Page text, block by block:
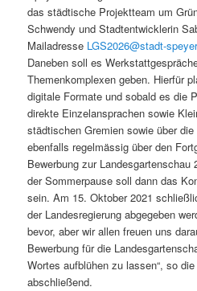
das städtische Projektteam um
Schwendy und Stadtentwicklerin
Mailadresse LGS2026@stadt-
Daneben soll es
Themenkomplexen geben. Hierfür
digitale Formate und sobald es die
direkte Einzelansprachen sowie
städtischen Gremien sowie über
ebenfalls regelmässig über den
Bewerbung zur
der Sommerpause soll dann das
sein. Am 15. Oktober 2021
der Landesregierung abgegeben
bevor, aber wir allen freuen uns
Bewerbung für die
Wortes aufblühen zu lassen“, so
abschließend.